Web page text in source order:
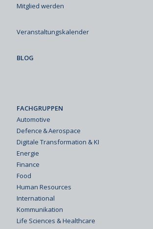
Mitglied werden
Veranstaltungskalender
BLOG
FACHGRUPPEN
Automotive
Defence & Aerospace
Digitale Transformation & KI
Energie
Finance
Food
Human Resources
International
Kommunikation
Life Sciences & Healthcare